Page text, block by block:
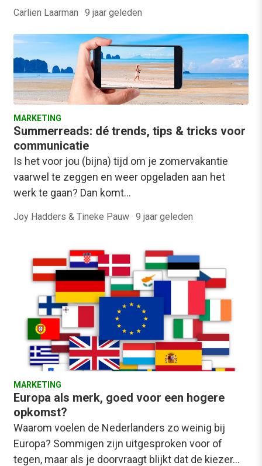
Carlien Laarman · 9 jaar geleden
MARKETING
Summerreads: dé trends, tips & tricks voor
communicatie
Is het voor jou (bijna) tijd om je zomervakantie
vaarwel te zeggen en weer opgeladen aan het
werk te gaan? Dan komt…
Joy Hadders & Tineke Pauw · 9 jaar geleden
MARKETING
Europa als merk, goed voor een hogere
opkomst?
Waarom voelen de Nederlanders zo weinig bij
Europa? Sommigen zijn uitgesproken voor of
tegen, maar als je doorvraagt blijkt dat de kiezer…